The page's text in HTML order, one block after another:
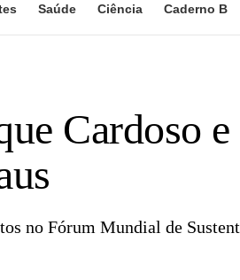
Saúde Ciência Caderno B
Cardoso
no Fórum Mundial de